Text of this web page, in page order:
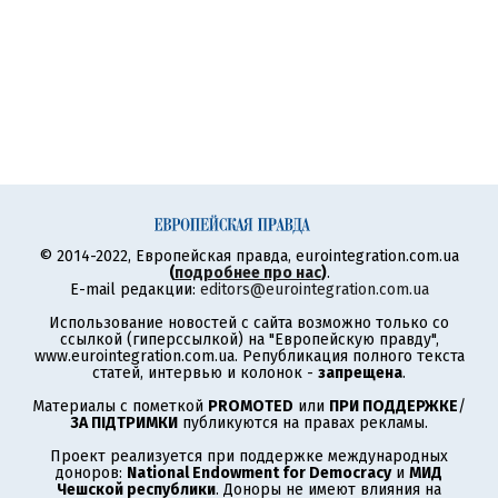
© 2014-2022, Европейская правда, eurointegration.com.ua
(подробнее про нас).
E-mail редакции: editors@eurointegration.com.ua
Использование новостей с сайта возможно только со
ссылкой (гиперссылкой) на "Европейскую правду",
www.eurointegration.com.ua. Републикация полного текста
статей, интервью и колонок - запрещена.
Материалы с пометкой PROMOTED или ПРИ ПОДДЕРЖКЕ/
ЗА ПІДТРИМКИ публикуются на правах рекламы.
Проект реализуется при поддержке международных
доноров: National Endowment for Democracyи МИД
Чешской республики. Доноры не имеют влияния на